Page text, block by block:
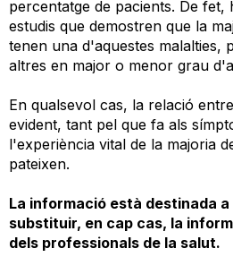
percentatge de pacients. De fet,
estudis que demostren que la
tenen una d'aquestes malalties,
altres en major o menor grau
En qualsevol cas, la relació
evident, tant pel que fa als
l'experiència vital de la majoria
pateixen.
La informació està destinada
substituir, en cap cas, la
dels professionals de la salut.